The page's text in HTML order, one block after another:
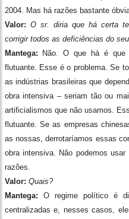
2004. Mas há razões bastante
Valor: O sr. diria que há certa
corrigir todos as deficiências do
Mantega: Não. O que há é que
flutuante. Esse é o problema. Se
as indústrias brasileiras que
obra intensiva – seriam tão ou
artificialismos que não usamos.
flutuante. Se as empresas
as nossas, derrotaríamos essas
obra intensiva. Não podemos
razões.
Valor: Quais?
Mantega: O regime político é
centralizadas e, nesses casos,